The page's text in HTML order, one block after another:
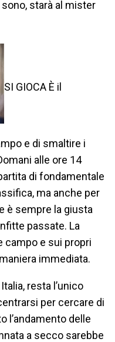
starà al mister
SI GIOCA È il
e di smaltire i
alle ore 14
di fondamentale
ma anche per
è sempre la giusta
passate. La
campo e sui propri
immediata.
resta l’unico
per cercare di
l’andamento delle
a secco sarebbe